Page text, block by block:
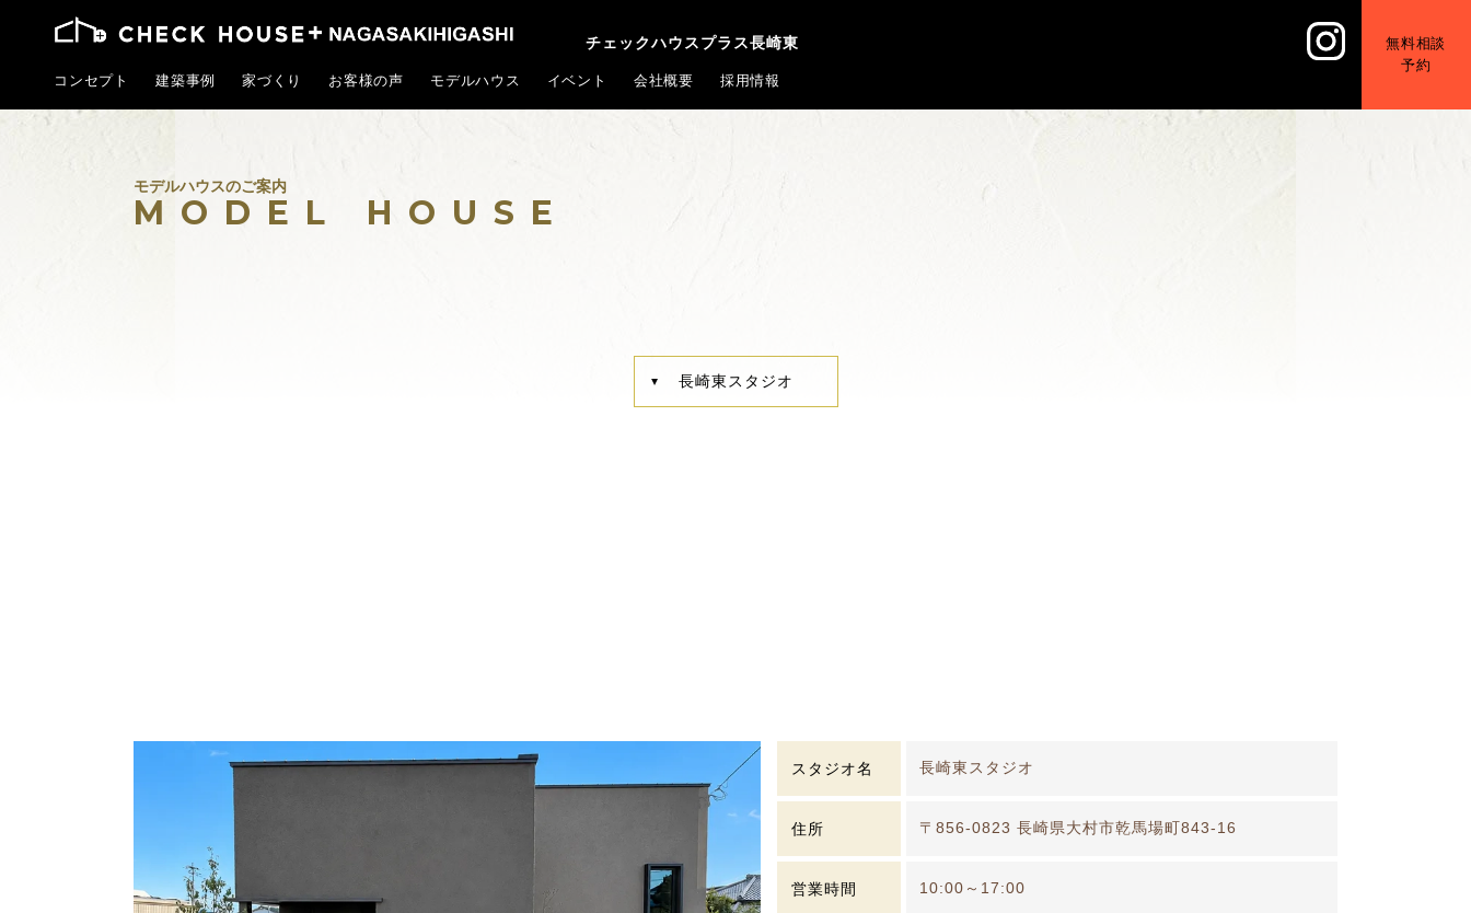
チェックハウスプラス長崎東
コンセプト 建築事例 家づくり お客様の声 モデルハウス イベント 会社概要 採用情報
無料相談
予約
モデルハウスのご案内
MODEL HOUSE
長崎東スタジオ
スタジオ名 長崎東スタジオ
住所 〒856-0823 長崎県大村市乾馬場町843-16
営業時間 10:00～17:00